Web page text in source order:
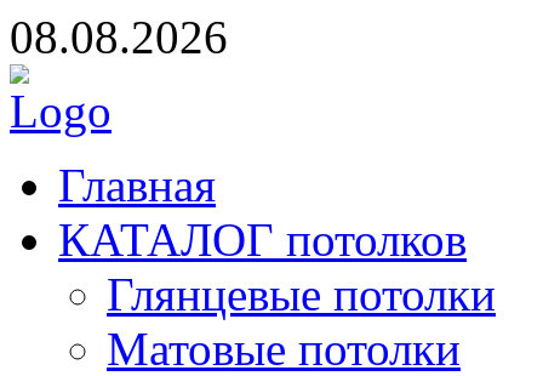
08.08.2026
Главная
КАТАЛОГ потолков
Глянцевые потолки
Матовые потолки